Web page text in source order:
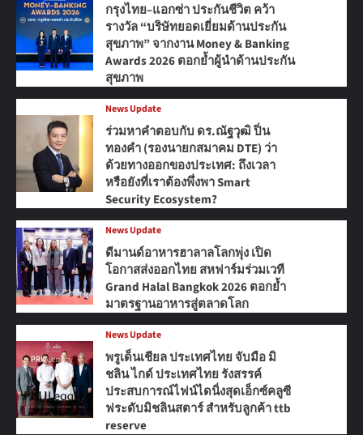
กรุงไทย–แอกซ่า ประกันชีวิต คว้า
รางวัล “บริษัทยอดเยี่ยมด้านประกัน
สุขภาพ” จากงาน Money & Banking
Awards 2026 ตอกย้ำผู้นำด้านประกัน
สุขภาพ
News Update
ร่วมหาคำตอบกับ ดร.ณัฐวุฒิ ปิ่น
ทองคำ (รองนายกสมาคม DTE) ว่า
ด้วยทางออกของประเทศ: ถึงเวลา
หรือยังที่เราต้องพึ่งพา Smart
Security Ecosystem?
News Update
ดีมานด์อาหารฮาลาลโลกพุ่ง เปิด
โอกาสส่งออกไทย สหฟาร์มร่วมเวที
Grand Halal Bangkok 2026 ตอกย้ำ
มาตรฐานอาหารสู่ตลาดโลก
News Update
พรูเด็นเชียล ประเทศไทย จับมือ มิ
ชลิน ไกด์ ประเทศไทย รังสรรค์
ประสบการณ์ไฟน์ไดนิ่งสุดเอ็กซ์คลูซี
ฟระดับมิชลินสตาร์ สำหรับลูกค้า ttb
reserve